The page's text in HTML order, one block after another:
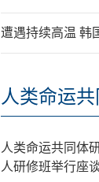
遭遇持续高温 韩
人类命运
人类命运共同体
人研修班举行座